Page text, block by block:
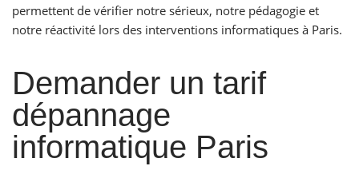
permettent de vérifier notre sérieux, notre pédagogie et
notre réactivité lors des interventions informatiques à Paris.
Demander un tarif
dépannage
informatique Paris